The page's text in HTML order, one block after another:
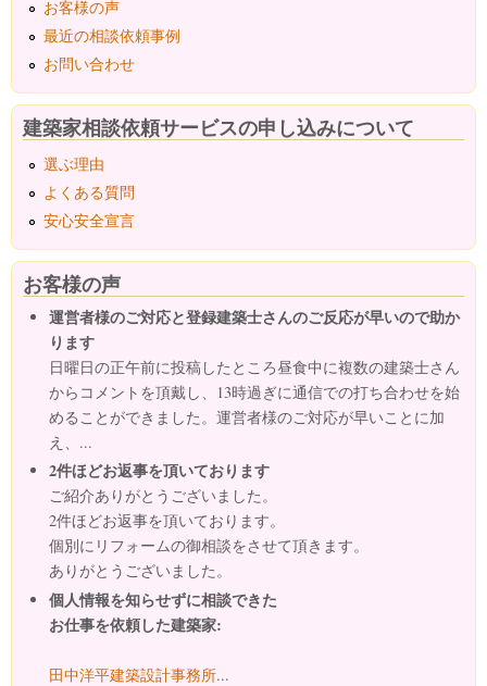
お客様の声
最近の相談依頼事例
お問い合わせ
建築家相談依頼サービスの申し込みについて
選ぶ理由
よくある質問
安心安全宣言
お客様の声
運営者様のご対応と登録建築士さんのご反応が早いので助か
ります
日曜日の正午前に投稿したところ昼食中に複数の建築士さん
からコメントを頂戴し、13時過ぎに通信での打ち合わせを始
めることができました。運営者様のご対応が早いことに加
え、...
2件ほどお返事を頂いております
ご紹介ありがとうございました。
2件ほどお返事を頂いております。
個別にリフォームの御相談をさせて頂きます。
ありがとうございました。
個人情報を知らせずに相談できた
お仕事を依頼した建築家:
田中洋平建築設計事務所...